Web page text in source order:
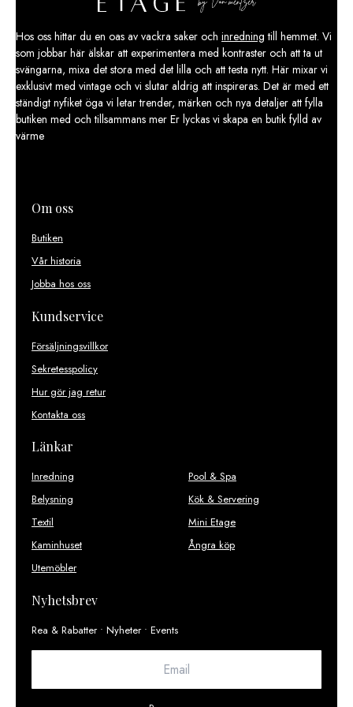
Hos oss hittar du en oas av vackra saker och inredning till hemmet. Vi
som jobbar här älskar att experimentera med kontraster och att ta ut
svängarna, mixa det stora med det lilla och att testa nytt. Här mixar vi
exklusivt med vintage och vi slutar aldrig att inspireras. Det är med ett
ständigt nyfiket öga vi letar trender, märken och nya detaljer att fylla
butiken med och tillsammans mer Er lyckas vi skapa en butik fylld av
värme
Om oss
Butiken
Vår historia
Jobba hos oss
Kundservice
Försäljningsvillkor
Sekretesspolicy
Hur gör jag retur
Kontakta oss
Länkar
Inredning
Belysning
Textil
Kaminhuset
Utemöbler
Pool & Spa
Kök & Servering
Mini Etage
Ångra köp
Nyhetsbrev
Rea & Rabatter • Nyheter • Events